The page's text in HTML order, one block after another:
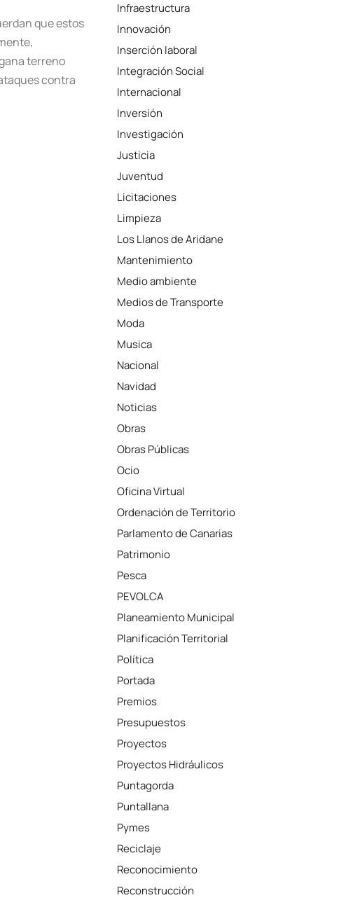
que estos
terreno
contra
Infraestructura
Innovación
Inserción laboral
Integración Social
Internacional
Inversión
Investigación
Justicia
Juventud
Licitaciones
Limpieza
Los Llanos de Aridane
Mantenimiento
Medio ambiente
Medios de Transporte
Moda
Musica
Nacional
Navidad
Noticias
Obras
Obras Públicas
Ocio
Oficina Virtual
Ordenación de Territorio
Parlamento de Canarias
Patrimonio
Pesca
PEVOLCA
Planeamiento Municipal
Planificación Territorial
Política
Portada
Premios
Presupuestos
Proyectos
Proyectos Hidráulicos
Puntagorda
Puntallana
Pymes
Reciclaje
Reconocimiento
Reconstrucción